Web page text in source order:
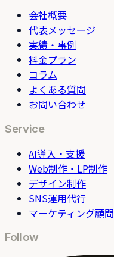
会社概要
代表メッセージ
実績・事例
料金プラン
コラム
よくある質問
お問い合わせ
Service
AI導入・支援
Web制作・LP制作
デザイン制作
SNS運用代行
マーケティング顧問
Follow